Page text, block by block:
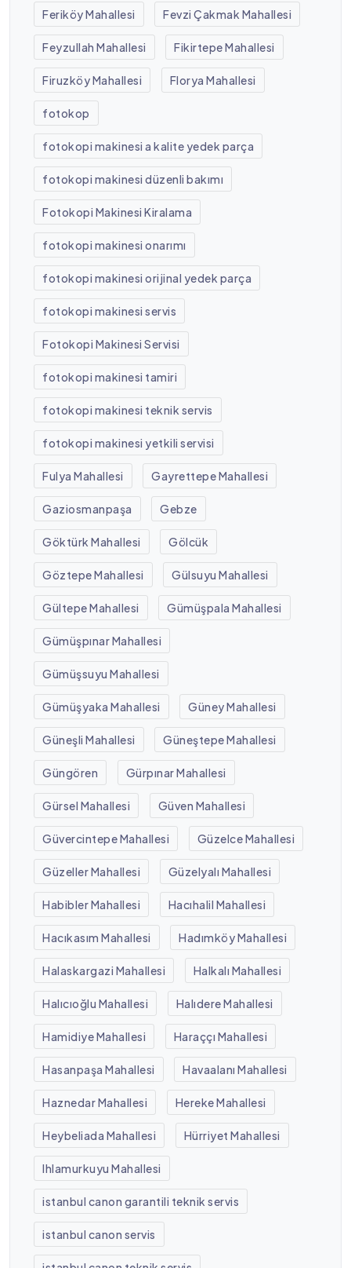
Feriköy Mahallesi Fevzi Çakmak Mahallesi
Feyzullah Mahallesi Fikirtepe Mahallesi
Firuzköy Mahallesi Florya Mahallesi
fotokop
fotokopi makinesi a kalite yedek parça
fotokopi makinesi düzenli bakımı
Fotokopi Makinesi Kiralama
fotokopi makinesi onarımı
fotokopi makinesi orijinal yedek parça
fotokopi makinesi servis
Fotokopi Makinesi Servisi
fotokopi makinesi tamiri
fotokopi makinesi teknik servis
fotokopi makinesi yetkili servisi
Fulya Mahallesi Gayrettepe Mahallesi
Gaziosmanpaşa Gebze
Göktürk Mahallesi Gölcük
Göztepe Mahallesi Gülsuyu Mahallesi
Gültepe Mahallesi Gümüşpala Mahallesi
Gümüşpınar Mahallesi
Gümüşsuyu Mahallesi
Gümüşyaka Mahallesi Güney Mahallesi
Güneşli Mahallesi Güneştepe Mahallesi
Güngören Gürpınar Mahallesi
Gürsel Mahallesi Güven Mahallesi
Güvercintepe Mahallesi Güzelce Mahallesi
Güzeller Mahallesi Güzelyalı Mahallesi
Habibler Mahallesi Hacıhalil Mahallesi
Hacıkasım Mahallesi Hadımköy Mahallesi
Halaskargazi Mahallesi Halkalı Mahallesi
Halıcıoğlu Mahallesi Halıdere Mahallesi
Hamidiye Mahallesi Haraççı Mahallesi
Hasanpaşa Mahallesi Havaalanı Mahallesi
Haznedar Mahallesi Hereke Mahallesi
Heybeliada Mahallesi Hürriyet Mahallesi
Ihlamurkuyu Mahallesi
istanbul canon garantili teknik servis
istanbul canon servis